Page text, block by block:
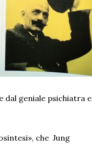
dal geniale psichiatra e
che Jung